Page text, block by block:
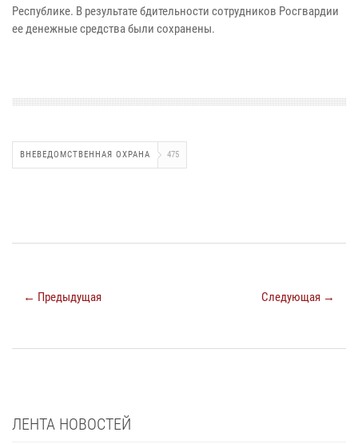
Республике. В результате бдительности сотрудников Росгвардии
ее денежные средства были сохранены.
ВНЕВЕДОМСТВЕННАЯ ОХРАНА 475
← Предыдущая Следующая →
ЛЕНТА НОВОСТЕЙ